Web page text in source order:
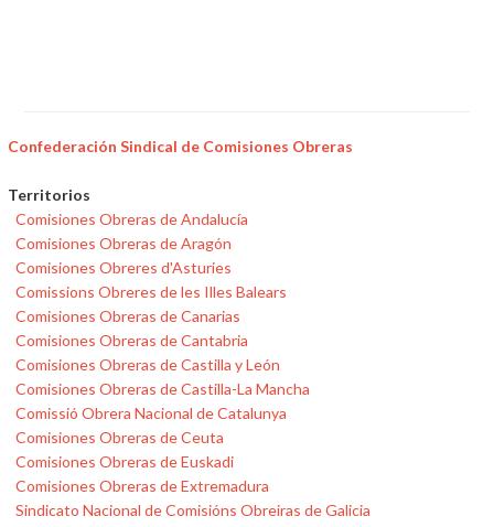
Confederación Sindical de Comisiones Obreras
Territorios
Comisiones Obreras de Andalucía
Comisiones Obreras de Aragón
Comisiones Obreres d'Asturies
Comissions Obreres de les Illes Balears
Comisiones Obreras de Canarias
Comisiones Obreras de Cantabria
Comisiones Obreras de Castilla y León
Comisiones Obreras de Castilla-La Mancha
Comissió Obrera Nacional de Catalunya
Comisiones Obreras de Ceuta
Comisiones Obreras de Euskadi
Comisiones Obreras de Extremadura
Sindicato Nacional de Comisións Obreiras de Galicia